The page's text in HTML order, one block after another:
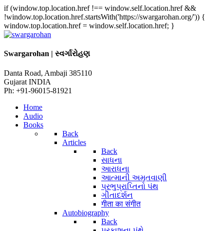
if (window.top.location.href !== window.self.location.href &&
!window.top.location.href.startsWith('https://swargarohan.org/')) {
window.top.location.href = window.self.location.href; }
Swargarohan | સ્વર્ગારોહણ
Danta Road, Ambaji 385110
Gujarat INDIA
Ph: +91-96015-81921
Home
Audio
Books
Back
Articles
Back
સાધના
આરાધના
આત્માની અમૃતવાણી
પ્રભુપ્રાપ્તિનો પંથ
ગીતાદર્શન
गीता का संगीत
Autobiography
Back